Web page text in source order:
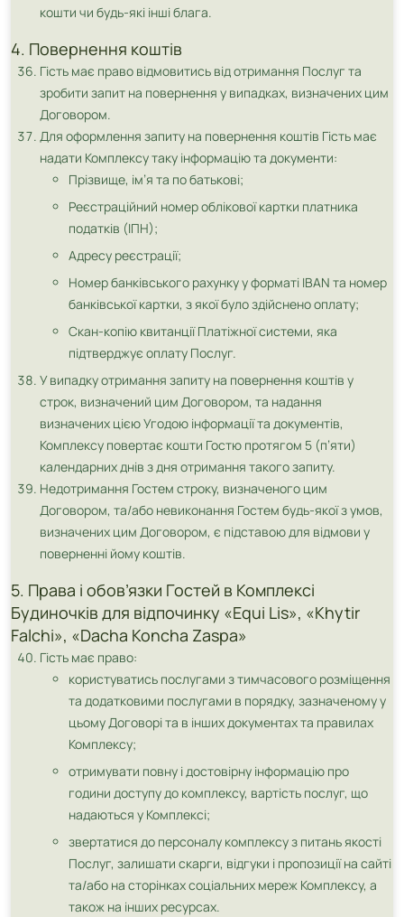
кошти чи будь-які інші блага.
4. Повернення коштів
Гість має право відмовитись від отримання Послуг та
зробити запит на повернення у випадках, визначених цим
Договором.
Для оформлення запиту на повернення коштів Гість має
надати Комплексу таку інформацію та документи:
Прізвище, ім’я та по батькові;
Реєстраційний номер облікової картки платника
податків (ІПН);
Адресу реєстрації;
Номер банківського рахунку у форматі IBAN та номер
банківської картки, з якої було здійснено оплату;
Скан-копію квитанції Платіжної системи, яка
підтверджує оплату Послуг.
У випадку отримання запиту на повернення коштів у
строк, визначений цим Договором, та надання
визначених цією Угодою інформації та документів,
Комплексу повертає кошти Гостю протягом 5 (п’яти)
календарних днів з дня отримання такого запиту.
Недотримання Гостем строку, визначеного цим
Договором, та/або невиконання Гостем будь-якої з умов,
визначених цим Договором, є підставою для відмови у
поверненні йому коштів.
5. Права і обов’язки Гостей в Комплексі
Будиночків для відпочинку «Equi Lis», «Khytir
Falchi», «Dacha Koncha Zaspa»
Гість має право:
користуватись послугами з тимчасового розміщення
та додатковими послугами в порядку, зазначеному у
цьому Договорі та в інших документах та правилах
Комплексу;
отримувати повну і достовірну інформацію про
години доступу до комплексу, вартість послуг, що
надаються у Комплексі;
звертатися до персоналу комплексу з питань якості
Послуг, залишати скарги, відгуки і пропозиції на сайті
та/або на сторінках соціальних мереж Комплексу, а
також на інших ресурсах.